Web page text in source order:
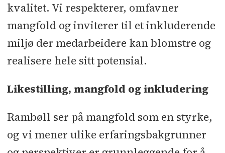
kvalitet. Vi respekterer, omfavner
mangfold og inviterer til et inkluderende
miljø der medarbeidere kan blomstre og
realisere hele sitt potensial.
Likestilling, mangfold og inkludering
Rambøll ser på mangfold som en styrke,
og vi mener ulike erfaringsbakgrunner